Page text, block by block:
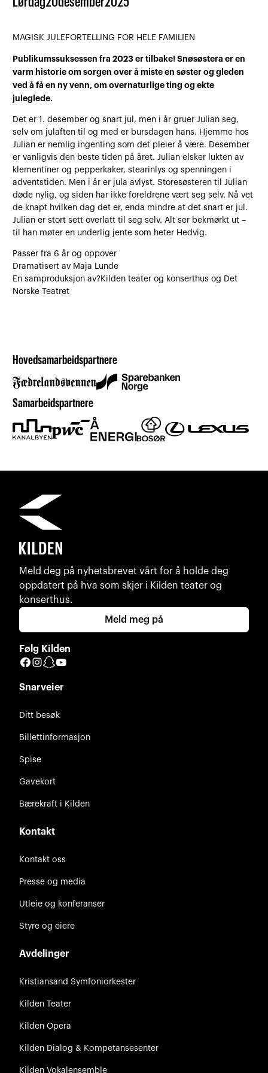
MAGISK JULEFORTELLING FOR HELE FAMILIEN
Publikumssuksessen fra 2023 er tilbake! Snøsøstera er en
varm historie om sorgen over å miste en søster og gleden
ved å få en ny venn, om overnaturlige ting og ekte
juleglede.
Det er 1. desember og snart jul, men i år gruer Julian seg,
selv om julaften til og med er bursdagen hans. Hjemme hos
Julian er nemlig ingenting som det pleier å være. Desember
er vanligvis den beste tiden på året. Julian elsker lukten av
klementiner og pepperkaker, stearinlys og spenningen i
adventstiden. Men i år er jula avlyst. Storesøsteren til Julian
døde nylig, og siden har ikke foreldrene vært seg selv. Nå vet
de knapt hvilken dag det er, enda mindre at det snart er jul.
Julian er stort sett overlatt til seg selv. Alt ser bekmørkt ut –
til han møter en underlig jente som heter Hedvig.
Passer fra 6 år og oppover
Dramatisert av Maja Lunde
En samproduksjon av?Kilden teater og konserthus og Det
Norske Teatret
Hovedsamarbeidspartnere
Samarbeidspartnere
Meld deg på nyhetsbrevet vårt for å holde deg
oppdatert på hva som skjer i Kilden teater og
konserthus.
Meld meg på
Følg Kilden
Facebook
Instagram
Snapchat
Snarveier
Ditt besøk
Billettinformasjon
Spise
Gavekort
Bærekraft i Kilden
Kontakt
Kontakt oss
Presse og media
Utleie og konferanser
Styre og eiere
Avdelinger
Kristiansand Symfoniorkester
Kilden Teater
Kilden Opera
Kilden Dialog & Kompetansesenter
Kilden Vokalensemble